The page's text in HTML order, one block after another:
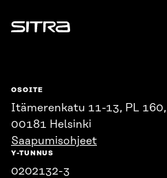
Sitra
OSOITE
Itämerenkatu 11-13, PL 160,
00181 Helsinki
Saapumisohjeet
Y-TUNNUS
0202132-3